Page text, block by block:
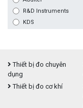
R&D Instruments
KDS
Thiết bị đo chuyên
dụng
Thiết bị đo cơ khí